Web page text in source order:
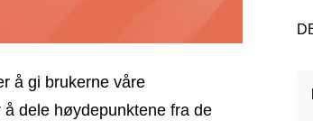
å gi brukerne våre
dele høydepunktene fra de